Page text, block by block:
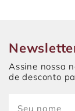
Assine nossa
de desconto